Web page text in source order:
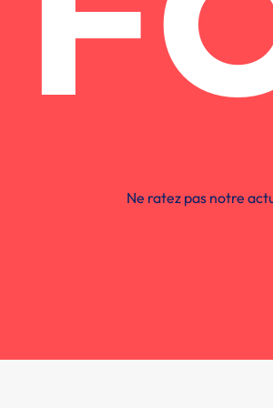
Ne ratez pas notre